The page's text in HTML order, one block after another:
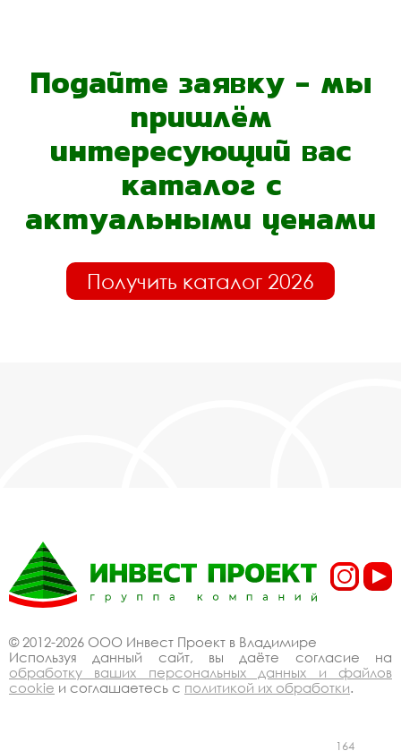
Подайте заявку - мы
пришлём
интересующий вас
каталог с
актуальными ценами
Получить каталог 2026
© 2012-2026 ООО Инвест Проект в Владимире
Используя данный сайт, вы даёте согласие на
обработку ваших персональных данных и файлов
cookie и соглашаетесь с политикой их обработки.
164